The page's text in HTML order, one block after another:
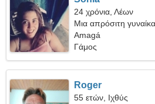
24 χρόνια, Λέων
Μια απρόσιτη
Amagá
Γάμος
Roger
55 ετών, Ιχθύς